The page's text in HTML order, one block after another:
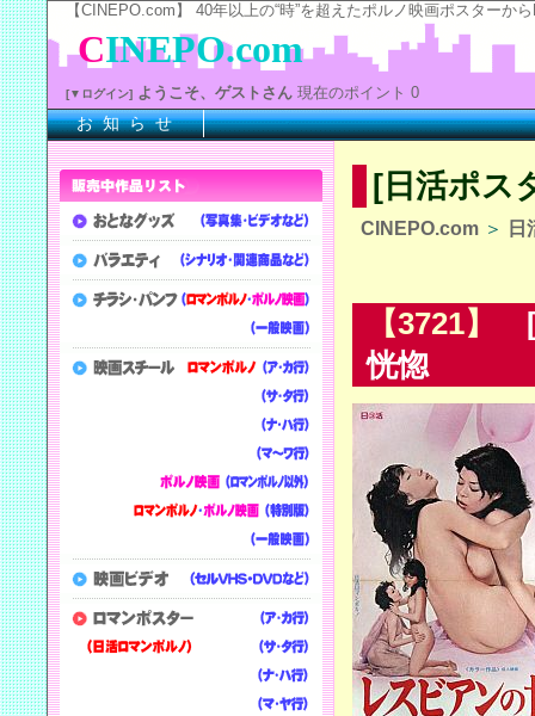
【CINEPO.com】 40年以上の“時”を超えたポルノ映画ポスター
[日活ポス
CINEPO.com ＞ 日
【3721】
[
恍惚
CINEPO.com
[▼ログイン] ようこそ、ゲストさん 現在のポイント 0
お 知 ら せ